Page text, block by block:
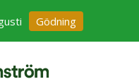
Gödning